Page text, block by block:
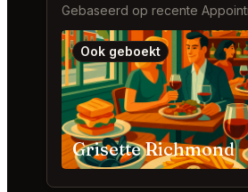
Gebaseerd op recente
Ook geboekt
Grisette Richmond